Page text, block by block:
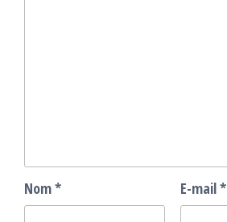
Nom* E-mail*